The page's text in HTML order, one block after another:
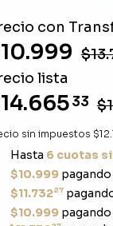
con
lista
33
sin impuestos
Hasta 6 cuotas
$10.999pagando
$11.73227
$10.999pagando